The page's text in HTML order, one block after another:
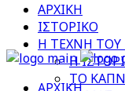
ΑΡΧΙΚΗ
ΙΣΤΟΡΙΚΟ
Η ΤΕΧΝΗ
Η
ΤΟ